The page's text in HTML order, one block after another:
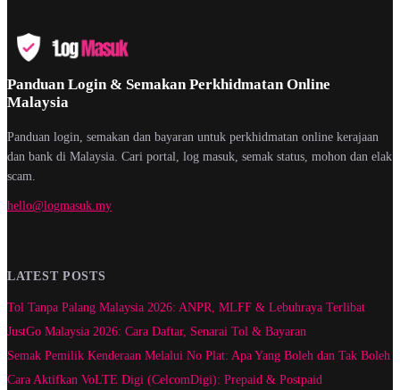
Panduan Login & Semakan Perkhidmatan Online
Malaysia
Panduan login, semakan dan bayaran untuk perkhidmatan online kerajaan
dan bank di Malaysia. Cari portal, log masuk, semak status, mohon dan elak
scam.
hello@logmasuk.my
LATEST POSTS
Tol Tanpa Palang Malaysia 2026: ANPR, MLFF & Lebuhraya Terlibat
JustGo Malaysia 2026: Cara Daftar, Senarai Tol & Bayaran
Semak Pemilik Kenderaan Melalui No Plat: Apa Yang Boleh dan Tak Boleh
Cara Aktifkan VoLTE Digi (CelcomDigi): Prepaid & Postpaid